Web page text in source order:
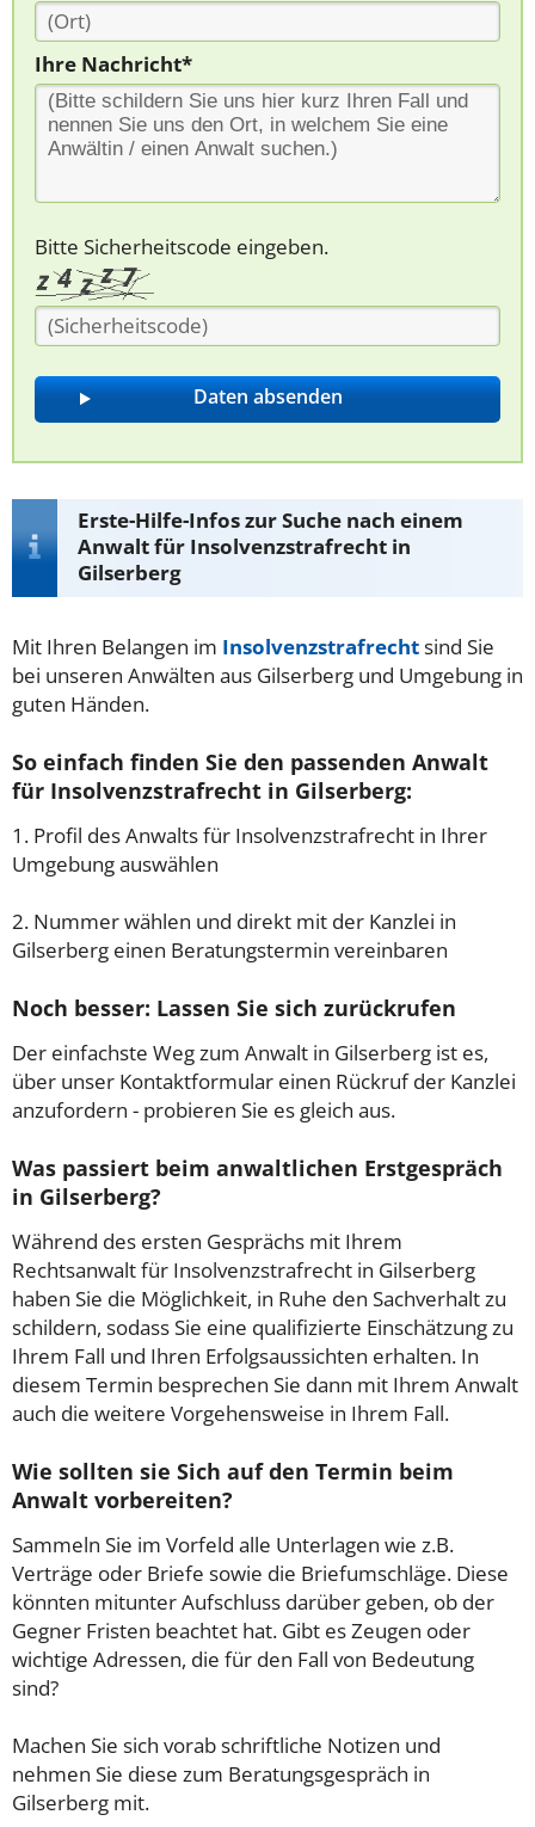
Ihre Nachricht*
Bitte Sicherheitscode eingeben.
Erste-Hilfe-Infos zur Suche nach einem
Anwalt für Insolvenzstrafrecht in
Gilserberg
Mit Ihren Belangen im Insolvenzstrafrechtsind Sie
bei unseren Anwälten aus Gilserberg und Umgebung in
guten Händen.
So einfach finden Sie den passenden Anwalt
für Insolvenzstrafrecht in Gilserberg:
1. Profil des Anwalts für Insolvenzstrafrecht in Ihrer
Umgebung auswählen
2. Nummer wählen und direkt mit der Kanzlei in
Gilserberg einen Beratungstermin vereinbaren
Noch besser: Lassen Sie sich zurückrufen
Der einfachste Weg zum Anwalt in Gilserberg ist es,
über unser Kontaktformular einen Rückruf der Kanzlei
anzufordern - probieren Sie es gleich aus.
Was passiert beim anwaltlichen Erstgespräch
in Gilserberg?
Während des ersten Gesprächs mit Ihrem
Rechtsanwalt für Insolvenzstrafrecht in Gilserberg
haben Sie die Möglichkeit, in Ruhe den Sachverhalt zu
schildern, sodass Sie eine qualifizierte Einschätzung zu
Ihrem Fall und Ihren Erfolgsaussichten erhalten. In
diesem Termin besprechen Sie dann mit Ihrem Anwalt
auch die weitere Vorgehensweise in Ihrem Fall.
Wie sollten sie Sich auf den Termin beim
Anwalt vorbereiten?
Sammeln Sie im Vorfeld alle Unterlagen wie z.B.
Verträge oder Briefe sowie die Briefumschläge. Diese
könnten mitunter Aufschluss darüber geben, ob der
Gegner Fristen beachtet hat. Gibt es Zeugen oder
wichtige Adressen, die für den Fall von Bedeutung
sind?
Machen Sie sich vorab schriftliche Notizen und
nehmen Sie diese zum Beratungsgespräch in
Gilserberg mit.